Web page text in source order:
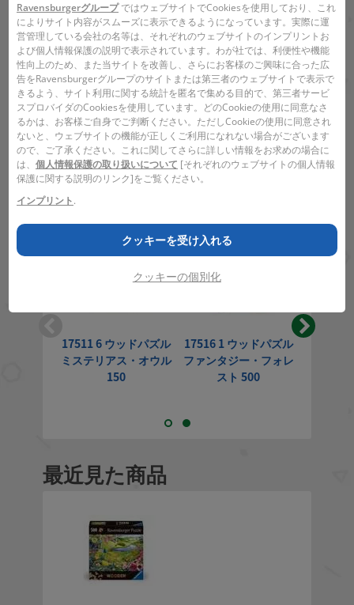
関連項目
植物
動物
自然
関連商品
17511 6 ウッドパズル
ミステリアス・オウル
150
17516 1 ウッドパズル
ファンタジー・フォレ
スト 500
最近見た商品
RavensburgerグループではウェブサイトでCookiesを使用しており、これ
によりサイト内容がスムーズに表示できるようになっています。実際に運
営管理している会社の名等は、それぞれのウェブサイトのインプリントお
よび個人情報保護の説明で表示されています。わが社では、利便性や機能
性向上のため、また当サイトを改善し、さらにお客様のご興味に合った広
告をRavensburgerグループのサイトまたは第三者のウェブサイトで表示で
きるよう、サイト利用に関する統計を匿名で集める目的で、第三者サービ
スプロバイダのCookiesを使用しています。どのCookieの使用に同意なさ
るかは、お客様ご自身でご判断ください。ただしCookieの使用に同意され
ないと、ウェブサイトの機能が正しくご利用になれない場合がございます
ので、ご了承ください。これに関してさらに詳しい情報をお求めの場合に
は、 個人情報保護の取り扱いについて [それぞれのウェブサイトの個人情報
保護に関する説明のリンク]をご覧ください。
インプリント.
クッキーを受け入れる
クッキーの個別化